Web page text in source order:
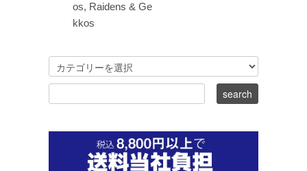
os, Raidens & Ge
kkos